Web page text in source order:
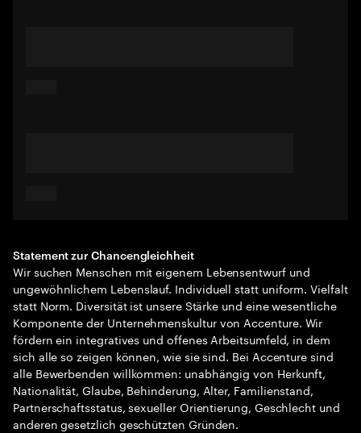
Statement zur Chancengleichheit
Wir suchen Menschen mit eigenem Lebensentwurf und
ungewöhnlichem Lebenslauf. Individuell statt uniform. Vielfalt
statt Norm. Diversität ist unsere Stärke und eine wesentliche
Komponente der Unternehmenskultur von Accenture. Wir
fördern ein integratives und offenes Arbeitsumfeld, in dem
sich alle so zeigen können, wie sie sind. Bei Accenture sind
alle Bewerbenden willkommen: unabhängig von Herkunft,
Nationalität, Glaube, Behinderung, Alter, Familienstand,
Partnerschaftsstatus, sexueller Orientierung, Geschlecht und
anderen gesetzlich geschützten Gründen.